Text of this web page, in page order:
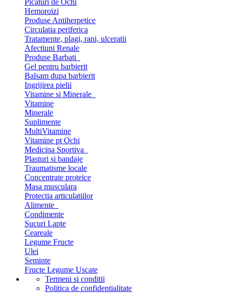
Picaturi de Ochi
Hemoroizi
Produse Antiherpetice
Circulatia periferica
Tratamente, plagi, rani, ulceratii
Afectiuni Renale
Produse Barbati
Gel pentru barbierit
Balsam dupa barbierit
Ingrijirea pielii
Vitamine si Minerale
Vitamine
Minerale
Suplimente
MultiVitamine
Vitamine pt Ochi
Medicina Sportiva
Plasturi si bandaje
Traumatisme locale
Concentrate proteice
Masa musculara
Protectia articulatiilor
Alimente
Condimente
Sucuri Lapte
Ceareale
Legume Fructe
Ulei
Seminte
Fructe Legume Uscate
Termeni si conditii
Politica de confidentialitate